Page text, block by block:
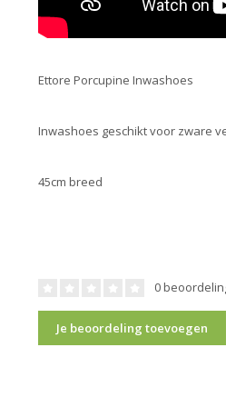
Ettore Porcupine Inwashoes
Inwashoes geschikt voor zware
45cm breed
0
Je beoordeling toevoegen